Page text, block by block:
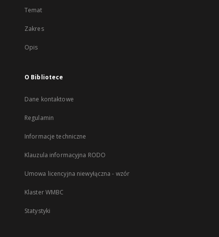
Temat
Zakres
Opis
O Bibliotece
Dane kontaktowe
Regulamin
Informacje techniczne
Klauzula informacyjna RODO
Umowa licencyjna niewyłączna - wzór
Klaster WMBC
Statystyki